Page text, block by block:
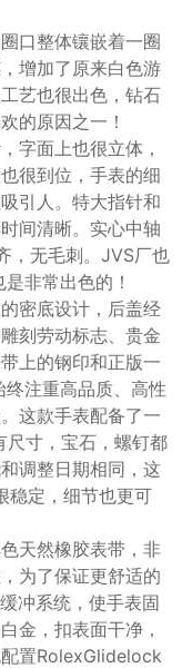
口整体镶嵌着一圈
增加了原来白色游
艺也很出色，钻石
的原因之一！
字面上也很立体，
很到位，手表的细
引人。特大指针和
间清晰。实心中轴
，无毛刺。JVS厂也
非常出色的！
密底设计，后盖经
刻劳动标志、贵金
上的钢印和正版一
注重高品质、高性
这款手表配备了一
寸，宝石，螺钉都
调整日期相同，这
稳定，细节也更可
天然橡胶表带，非
为了保证更舒适的
冲系统，使手表固
金，扣表面干净，
置RolexGlidelock